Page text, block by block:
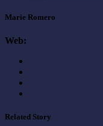
Marie Romero
Web:
Related Story